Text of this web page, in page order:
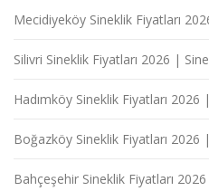
Mecidiyeköy Sineklik Fiyatları
Silivri Sineklik Fiyatları 2026 |
Hadımköy Sineklik Fiyatları
Boğazköy Sineklik Fiyatları 2026
Bahçeşehir Sineklik Fiyatları